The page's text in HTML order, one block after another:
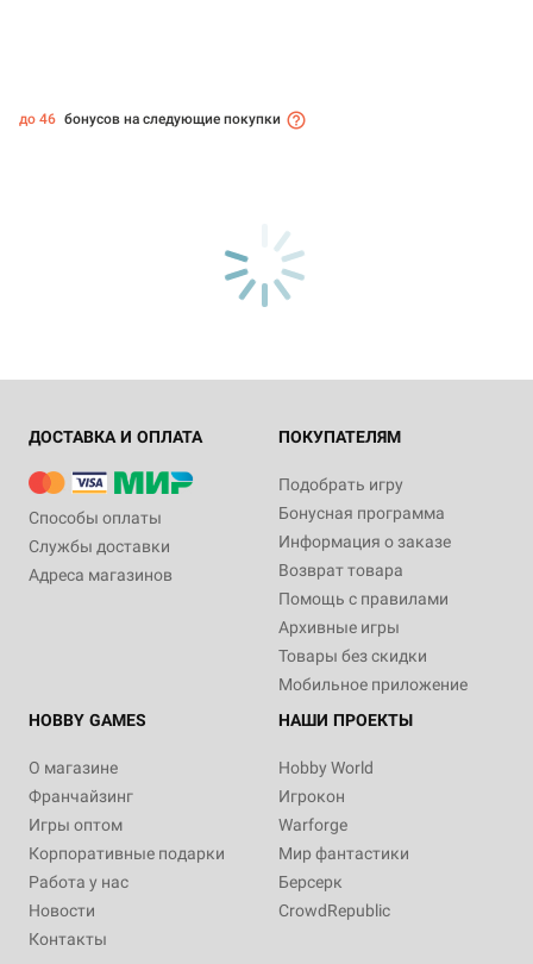
до 46 бонусов на следующие покупки
ДОСТАВКА И ОПЛАТА
Способы оплаты
Службы доставки
Адреса магазинов
ПОКУПАТЕЛЯМ
Подобрать игру
Бонусная программа
Информация о заказе
Возврат товара
Помощь с правилами
Архивные игры
Товары без скидки
Мобильное приложение
HOBBY GAMES
О магазине
Франчайзинг
Игры оптом
Корпоративные подарки
Работа у нас
Новости
Контакты
НАШИ ПРОЕКТЫ
Hobby World
Игрокон
Warforge
Мир фантастики
Берсерк
CrowdRepublic